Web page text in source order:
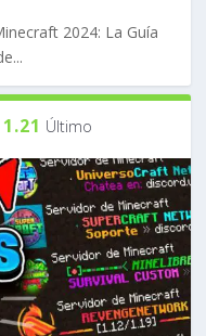
2024: La Guía
Último